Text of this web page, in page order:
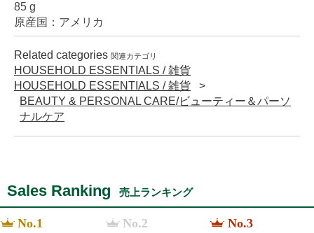
85 g
原産国：アメリカ
Related categories 関連カテゴリ
HOUSEHOLD ESSENTIALS / 雑貨
HOUSEHOLD ESSENTIALS / 雑貨
BEAUTY & PERSONAL CARE/ビューティー＆パーソ
ナルケア
Sales Ranking 売上ランキング
No.1 No.2 No.3